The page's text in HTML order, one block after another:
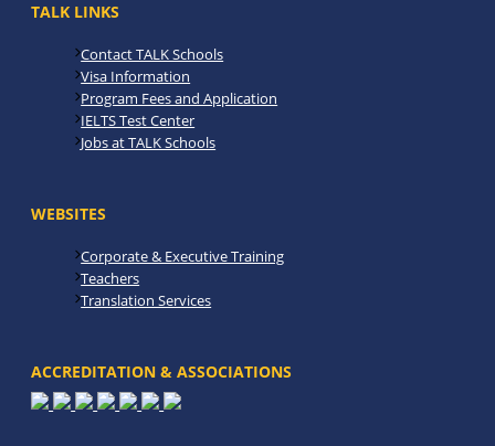
TALK LINKS
Contact TALK Schools
Visa Information
Program Fees and Application
IELTS Test Center
Jobs at TALK Schools
WEBSITES
Corporate & Executive Training
Teachers
Translation Services
ACCREDITATION & ASSOCIATIONS